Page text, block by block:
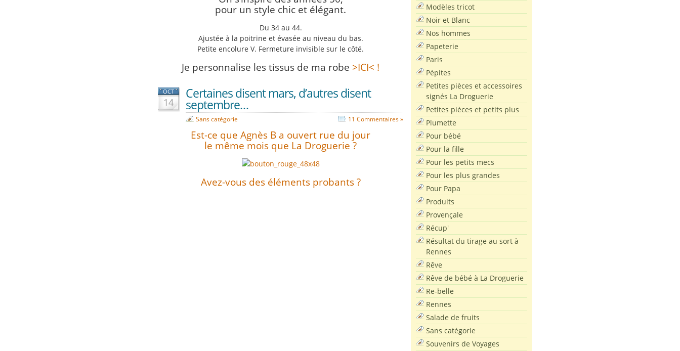
pour un style chic et élégant.
Du 34 au 44.
Ajustée à la poitrine et évasée au niveau du bas.
Petite encolure V. Fermeture invisible sur le côté.
Je personnalise les tissus de ma robe >ICI< !
OCT
14
Certaines disent mars, d’autres disent
septembre…
Sans catégorie 11 Commentaires »
Est-ce que Agnès B a ouvert rue du jour
le même mois que La Droguerie ?
Avez-vous des éléments probants ?
Modèles tricot
Noir et Blanc
Nos hommes
Papeterie
Paris
Pépites
Petites pièces et accessoires
signés La Droguerie
Petites pièces et petits plus
Plumette
Pour bébé
Pour la fille
Pour les petits mecs
Pour les plus grandes
Pour Papa
Produits
Provençale
Récup'
Résultat du tirage au sort à
Rennes
Rêve
Rêve de bébé à La Droguerie
Re-belle
Rennes
Salade de fruits
Sans catégorie
Souvenirs de Voyages